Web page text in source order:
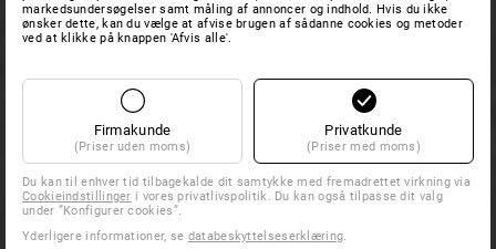
markedsundersøgelser samt måling af annoncer og indhold. Hvis du ikke
ønsker dette, kan du vælge at afvise brugen af sådanne cookies og metoder
ved at klikke på knappen 'Afvis alle'.
Firmakunde
(Priser uden moms)
Privatkunde
(Priser med moms)
Du kan til enhver tid tilbagekalde dit samtykke med fremadrettet virkning via
Cookieindstillinger i vores privatlivspolitik. Du kan også tilpasse dit valg
under ”Konfigurer cookies”.
Yderligere informationer, se databeskyttelseserklæring